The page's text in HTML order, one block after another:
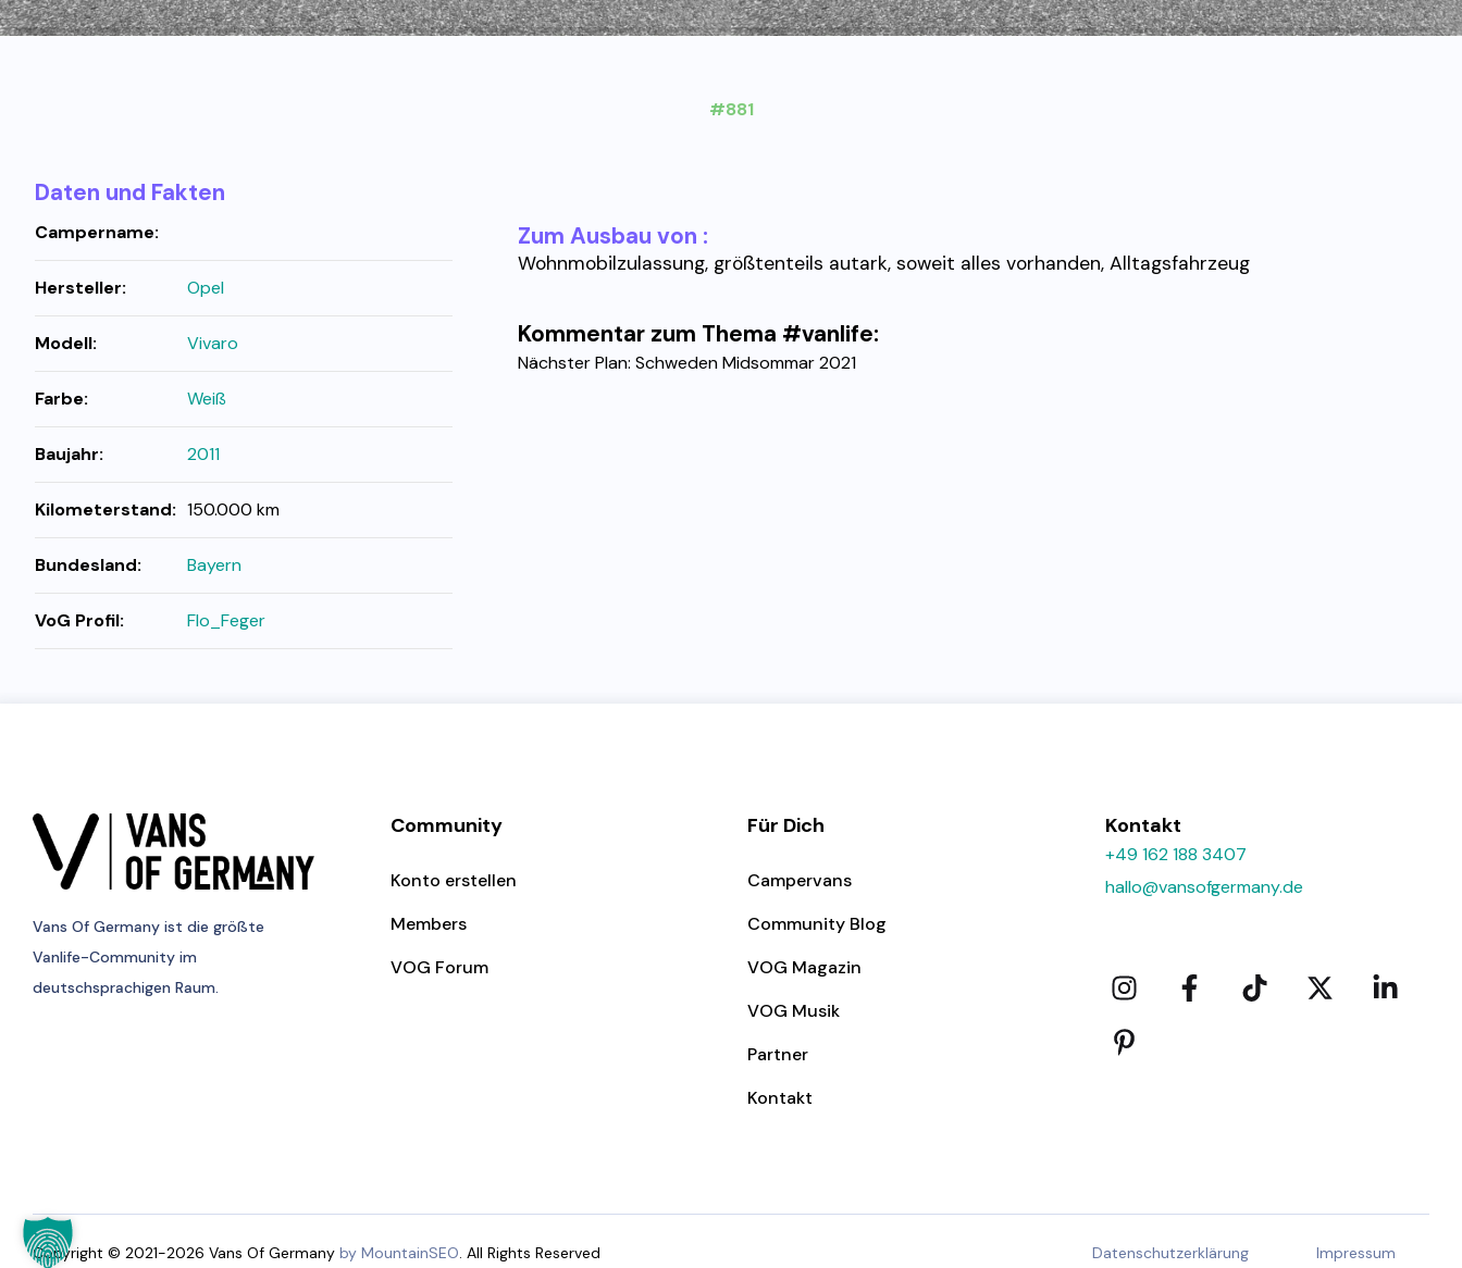
#881
Zum Ausbau von :
Wohnmobilzulassung, größtenteils autark, soweit alles vorhanden, Alltagsfahrzeug
Kommentar zum Thema #vanlife:
Nächster Plan: Schweden Midsommar 2021
Daten und Fakten
Campername:
Hersteller: Opel
Modell: Vivaro
Farbe: Weiß
Baujahr: 2011
Kilometerstand: 150.000 km
Bundesland: Bayern
VoG Profil: Flo_Feger
Vans Of Germany ist die größte
Vanlife-Community im
deutschsprachigen Raum.
Community
Konto erstellen
Members
VOG Forum
Für Dich
Campervans
Community Blog
VOG Magazin
VOG Musik
Partner
Kontakt
Kontakt
+49 162 188 3407
hallo@vansofgermany.de
Copyright © 2021-2026 Vans Of Germany by MountainSEO. All Rights Reserved Datenschutzerklärung Impressum